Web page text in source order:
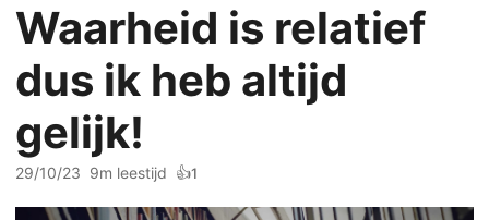
Waarheid is relatief
dus ik heb altijd
gelijk!
29/10/23 9m leestijd 👍1